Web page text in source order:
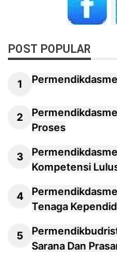
POST POPULAR
Proses
Kompetensi
Tenaga
Sarana Dan